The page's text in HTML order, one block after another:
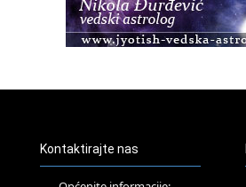
Access BARS®, otpusti stres
Pjesma srca / Zagreb
Kontaktirajte nas